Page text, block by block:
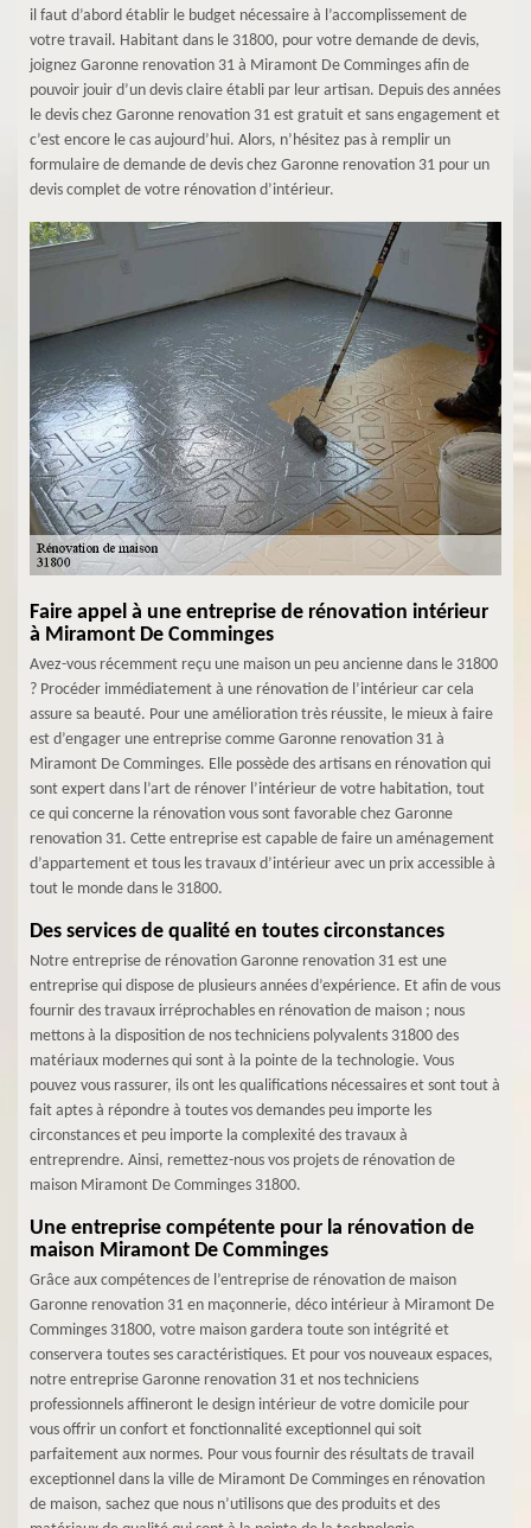
il faut d’abord établir le budget nécessaire à l’accomplissement de
votre travail. Habitant dans le 31800, pour votre demande de devis,
joignez Garonne renovation 31 à Miramont De Comminges afin de
pouvoir jouir d’un devis claire établi par leur artisan. Depuis des années
le devis chez Garonne renovation 31 est gratuit et sans engagement et
c’est encore le cas aujourd’hui. Alors, n’hésitez pas à remplir un
formulaire de demande de devis chez Garonne renovation 31 pour un
devis complet de votre rénovation d’intérieur.
Faire appel à une entreprise de rénovation intérieur
à Miramont De Comminges
Avez-vous récemment reçu une maison un peu ancienne dans le 31800
? Procéder immédiatement à une rénovation de l’intérieur car cela
assure sa beauté. Pour une amélioration très réussite, le mieux à faire
est d’engager une entreprise comme Garonne renovation 31 à
Miramont De Comminges. Elle possède des artisans en rénovation qui
sont expert dans l’art de rénover l’intérieur de votre habitation, tout
ce qui concerne la rénovation vous sont favorable chez Garonne
renovation 31. Cette entreprise est capable de faire un aménagement
d’appartement et tous les travaux d’intérieur avec un prix accessible à
tout le monde dans le 31800.
Des services de qualité en toutes circonstances
Notre entreprise de rénovation Garonne renovation 31 est une
entreprise qui dispose de plusieurs années d’expérience. Et afin de vous
fournir des travaux irréprochables en rénovation de maison ; nous
mettons à la disposition de nos techniciens polyvalents 31800 des
matériaux modernes qui sont à la pointe de la technologie. Vous
pouvez vous rassurer, ils ont les qualifications nécessaires et sont tout à
fait aptes à répondre à toutes vos demandes peu importe les
circonstances et peu importe la complexité des travaux à
entreprendre. Ainsi, remettez-nous vos projets de rénovation de
maison Miramont De Comminges 31800.
Une entreprise compétente pour la rénovation de
maison Miramont De Comminges
Grâce aux compétences de l’entreprise de rénovation de maison
Garonne renovation 31 en maçonnerie, déco intérieur à Miramont De
Comminges 31800, votre maison gardera toute son intégrité et
conservera toutes ses caractéristiques. Et pour vos nouveaux espaces,
notre entreprise Garonne renovation 31 et nos techniciens
professionnels affineront le design intérieur de votre domicile pour
vous offrir un confort et fonctionnalité exceptionnel qui soit
parfaitement aux normes. Pour vous fournir des résultats de travail
exceptionnel dans la ville de Miramont De Comminges en rénovation
de maison, sachez que nous n’utilisons que des produits et des